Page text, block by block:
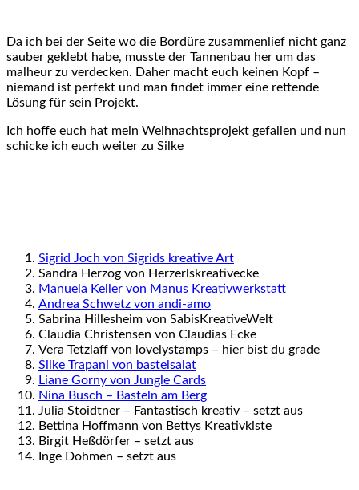
Da ich bei der Seite wo die Bordüre zusammenlief nicht ganz
sauber geklebt habe, musste der Tannenbau her um das
malheur zu verdecken. Daher macht euch keinen Kopf –
niemand ist perfekt und man findet immer eine rettende
Lösung für sein Projekt.
Ich hoffe euch hat mein Weihnachtsprojekt gefallen und nun
schicke ich euch weiter zu Silke
Sigrid Joch von Sigrids kreative Art
Sandra Herzog von Herzerlskreativecke
Manuela Keller von Manus Kreativwerkstatt
Andrea Schwetz von andi-amo
Sabrina Hillesheim von SabisKreativeWelt
Claudia Christensen von Claudias Ecke
Vera Tetzlaff von lovelystamps – hier bist du grade
Silke Trapani von bastelsalat
Liane Gorny von Jungle Cards
Nina Busch – Basteln am Berg
Julia Stoidtner – Fantastisch kreativ – setzt aus
Bettina Hoffmann von Bettys Kreativkiste
Birgit Heßdörfer – setzt aus
Inge Dohmen – setzt aus